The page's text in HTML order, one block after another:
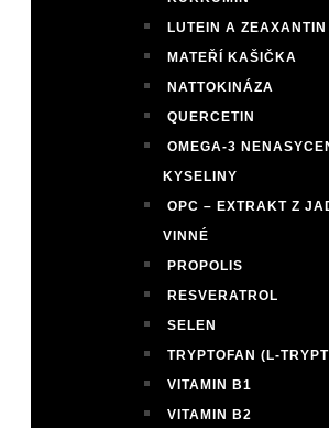
LUTEIN A ZEAXANTIN
MATEŘÍ KAŠIČKA
NATTOKINÁZA
QUERCETIN
OMEGA-3
KYSELINY
OPC – EXTRAKT Z
VINNÉ
PROPOLIS
RESVERATROL
SELEN
TRYPTOFAN (L-
VITAMIN B1
VITAMIN B2